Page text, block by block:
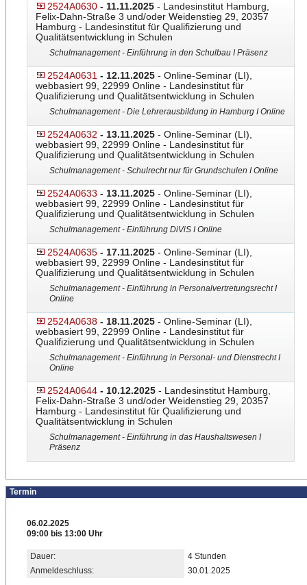
2524A0630 - 11.11.2025 - Landesinstitut Hamburg,
Felix-Dahn-Straße 3 und/oder Weidenstieg 29, 20357
Hamburg - Landesinstitut für Qualifizierung und
Qualitätsentwicklung in Schulen
Schulmanagement - Einführung in den Schulbau I Präsenz
2524A0631 - 12.11.2025 - Online-Seminar (LI),
webbasiert 99, 22999 Online - Landesinstitut für
Qualifizierung und Qualitätsentwicklung in Schulen
Schulmanagement - Die Lehrerausbildung in Hamburg I Online
2524A0632 - 13.11.2025 - Online-Seminar (LI),
webbasiert 99, 22999 Online - Landesinstitut für
Qualifizierung und Qualitätsentwicklung in Schulen
Schulmanagement - Schulrecht nur für Grundschulen I Online
2524A0633 - 13.11.2025 - Online-Seminar (LI),
webbasiert 99, 22999 Online - Landesinstitut für
Qualifizierung und Qualitätsentwicklung in Schulen
Schulmanagement - Einführung DiViS I Online
2524A0635 - 17.11.2025 - Online-Seminar (LI),
webbasiert 99, 22999 Online - Landesinstitut für
Qualifizierung und Qualitätsentwicklung in Schulen
Schulmanagement - Einführung in Personalvertretungsrecht I
Online
2524A0638 - 18.11.2025 - Online-Seminar (LI),
webbasiert 99, 22999 Online - Landesinstitut für
Qualifizierung und Qualitätsentwicklung in Schulen
Schulmanagement - Einführung in Personal- und Dienstrecht I
Online
2524A0644 - 10.12.2025 - Landesinstitut Hamburg,
Felix-Dahn-Straße 3 und/oder Weidenstieg 29, 20357
Hamburg - Landesinstitut für Qualifizierung und
Qualitätsentwicklung in Schulen
Schulmanagement - Einführung in das Haushaltswesen I
Präsenz
Termin
06.02.2025
09:00 bis 13:00 Uhr
Dauer:
4 Stunden
Anmeldeschluss:
30.01.2025